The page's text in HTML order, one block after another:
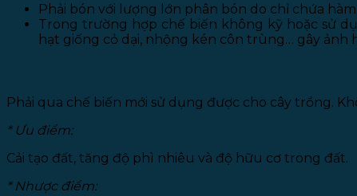
Phải bón với lượng lớn phân bón do chỉ chứa
Trong trường hợp chế biến không kỹ hoặc sử
hạt giống cỏ dại, nhộng kén côn trùng… gây ảnh
Phải qua chế biến mới sử dụng được cho cây trồng.
* Ưu điểm:
Cải tạo đất, tăng độ phì nhiêu và độ hữu cơ trong đất.
* Nhược điểm: